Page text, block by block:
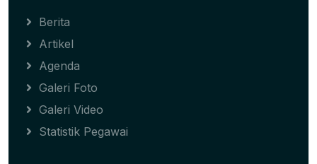
Berita
Artikel
Agenda
Galeri Foto
Galeri Video
Statistik Pegawai